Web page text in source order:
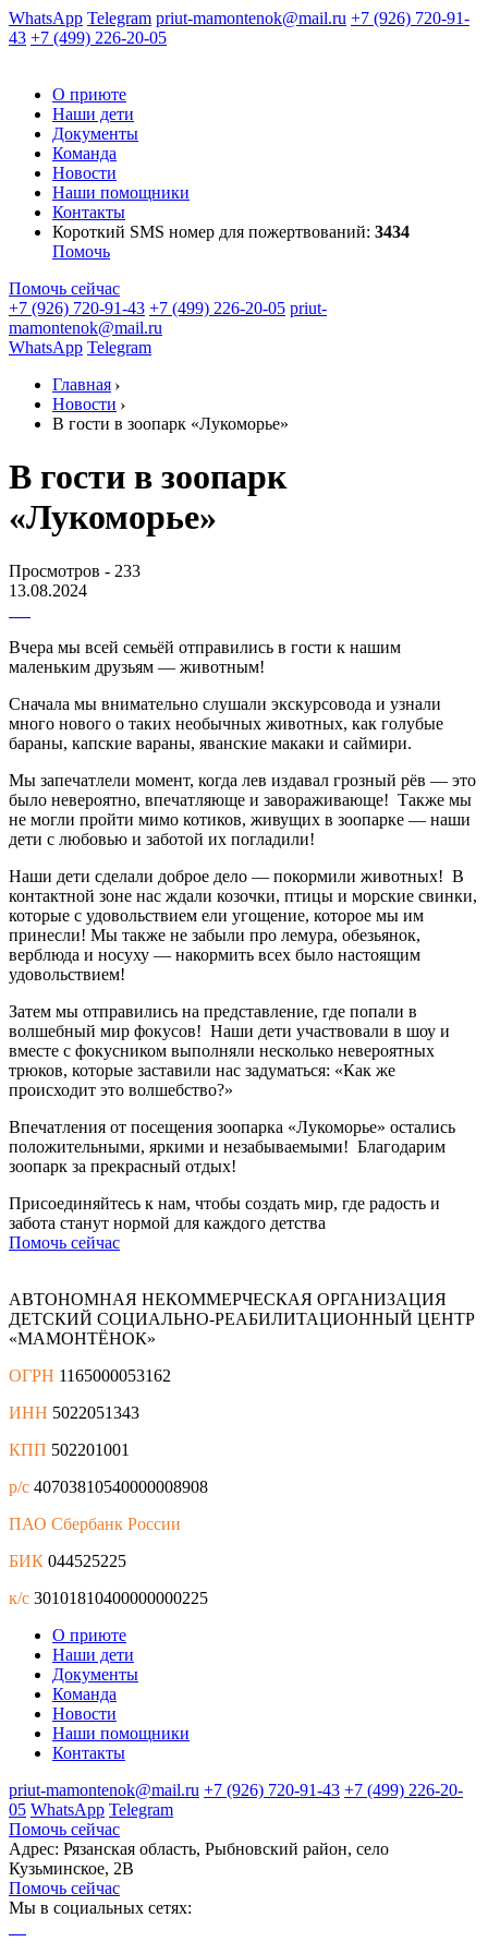
WhatsApp Telegram priut-mamontenok@mail.ru +7 (926) 720-91-
43 +7 (499) 226-20-05
О приюте
Наши дети
Документы
Команда
Новости
Наши помощники
Контакты
Короткий SMS номер для пожертвований: 3434
Помочь
Помочь сейчас
+7 (926) 720-91-43 +7 (499) 226-20-05 priut-
mamontenok@mail.ru
WhatsApp Telegram
Главная
Новости
В гости в зоопарк «Лукоморье»
В гости в зоопарк
«Лукоморье»
Просмотров - 233
13.08.2024
Вчера мы всей семьёй отправились в гости к нашим
маленьким друзьям — животным!
Сначала мы внимательно слушали экскурсовода и узнали
много нового о таких необычных животных, как голубые
бараны, капские вараны, яванские макаки и саймири.
Мы запечатлели момент, когда лев издавал грозный рёв — это
было невероятно, впечатляюще и завораживающе! Также мы
не могли пройти мимо котиков, живущих в зоопарке — наши
дети с любовью и заботой их погладили!
Наши дети сделали доброе дело — покормили животных! В
контактной зоне нас ждали козочки, птицы и морские свинки,
которые с удовольствием ели угощение, которое мы им
принесли! Мы также не забыли про лемура, обезьянок,
верблюда и носуху — накормить всех было настоящим
удовольствием!
Затем мы отправились на представление, где попали в
волшебный мир фокусов! Наши дети участвовали в шоу и
вместе с фокусником выполняли несколько невероятных
трюков, которые заставили нас задуматься: «Как же
происходит это волшебство?»
Впечатления от посещения зоопарка «Лукоморье» остались
положительными, яркими и незабываемыми! Благодарим
зоопарк за прекрасный отдых!
Присоединяйтесь к нам, чтобы создать мир, где радость и
забота станут нормой для каждого детства
Помочь сейчас
АВТОНОМНАЯ НЕКОММЕРЧЕСКАЯ ОРГАНИЗАЦИЯ
ДЕТСКИЙ СОЦИАЛЬНО-РЕАБИЛИТАЦИОННЫЙ ЦЕНТР
«МАМОНТЁНОК»
ОГРН 1165000053162
ИНН 5022051343
КПП 502201001
р/с 40703810540000008908
ПАО Сбербанк России
БИК 044525225
к/с 30101810400000000225
О приюте
Наши дети
Документы
Команда
Новости
Наши помощники
Контакты
priut-mamontenok@mail.ru +7 (926) 720-91-43 +7 (499) 226-20-
05 WhatsApp Telegram
Помочь сейчас
Адрес: Рязанская область, Рыбновский район, село
Кузьминское, 2В
Помочь сейчас
Мы в социальных сетях: